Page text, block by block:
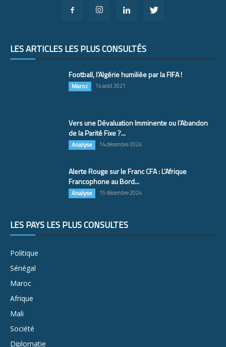
LES ARTICLES LES PLUS CONSULTÉS
Football, l’Algérie humiliée par la FIFA !
Maroc 14 août 2021
Vers une Dévaluation Imminente ou l’Abandon
de la Parité Fixe ?...
Analyse 14 décembre 2024
Alerte Rouge sur le Franc CFA : L’Afrique
Francophone au Bord...
Analyse 15 décembre 2024
LES PAYS LES PLUS CONSULTÉS
Politique
Sénégal
Maroc
Afrique
Mali
Société
Diplomatie